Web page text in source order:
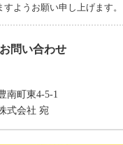
ようお願い申し上げます。
問い合わせ
南町東4-5-1
式会社 宛